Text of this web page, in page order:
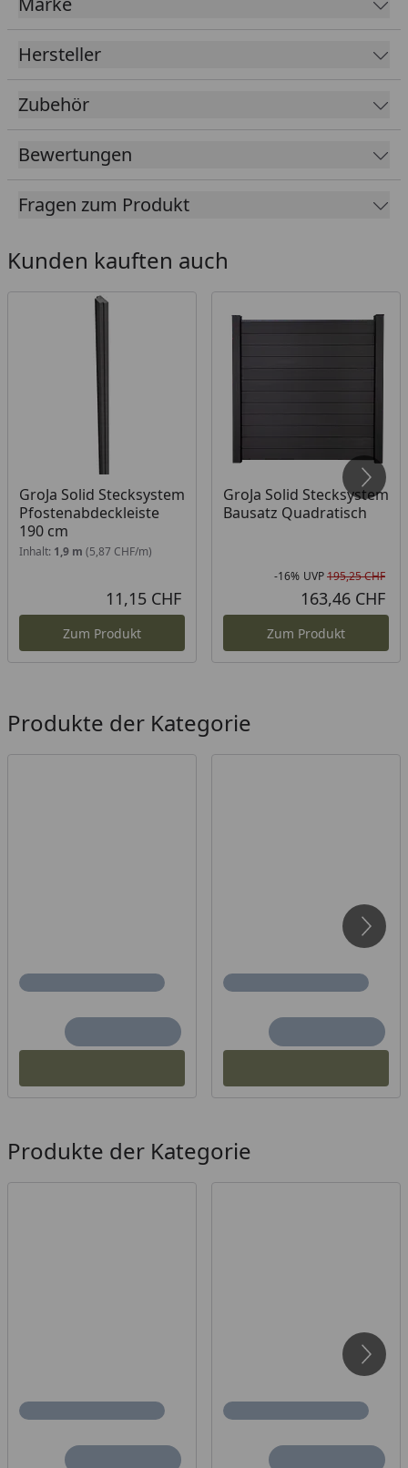
Pfostenlängen zum Aufdübeln
1000 mm, 1900 mm
Pfostenlänge zum Gefälleausgleich
Hersteller
Zubehör
Bewertungen
Fragen zum Produkt
Kunden kauften auch
GroJa Solid Stecksystem
Pfostenabdeckleiste
190 cm
Inhalt: 1,9 m (5,87 CHF/m)
11,15 CHF
Zum Produkt
GroJa Solid Stecksystem
Bausatz Quadratisch
-16% UVP195,25 CHF
163,46 CHF
Zum Produkt
Produkte der Kategorie
Produkte der Kategorie